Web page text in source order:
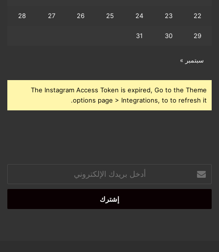
22
23
24
25
26
27
28
29
30
31
سبتمبر »
The Instagram Access Token is expired, Go to the Theme
options page > Integrations, to to refresh it.
بريدك
الإلكتروني